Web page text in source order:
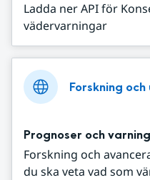
Ladda ner API för
vädervarningar
Forskning
Prognoser och
Forskning och
du ska veta vad som